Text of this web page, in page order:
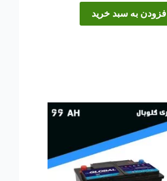
افزودن به سبد خرید